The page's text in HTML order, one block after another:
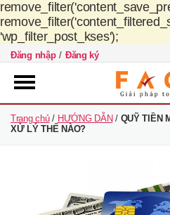
'wp_filter_post_kses');
Đăng nhập / Đăng ký
FACO
Việt
Trang chủ/ HƯỚNG DẪN / QUỸ TIỀN
XỬ LÝ THẾ NÀO?